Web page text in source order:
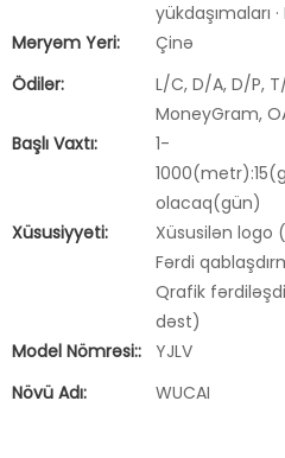
yükdaşımaları
Məryəm Yeri:
Çinə
Ödilər:
L/C, D/A, D/P,
MoneyGram,
Başlı Vaxtı:
1-
olacaq(gün)
Xüsusiyyəti:
Xüsusilən logo
Fərdi
Qrafik
dəst)
Model Nömrəsi:: YJLV
Növü Adı:
WUCAI